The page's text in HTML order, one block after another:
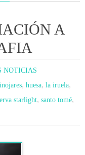
A
NOTICIAS
,huesa,la iruela,
starlight, santo tomé,